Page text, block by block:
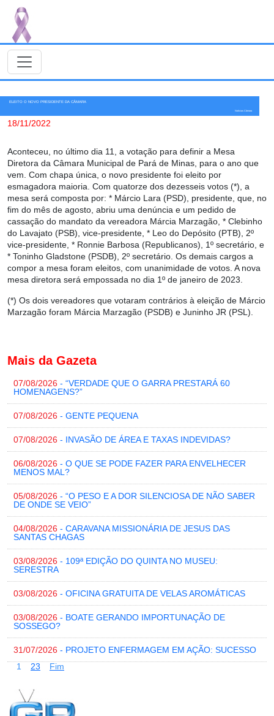
ELEITO O NOVO PRESIDENTE DA CÂMARA
Notícias Câmara
18/11/2022
Aconteceu, no último dia 11, a votação para definir a Mesa
Diretora da Câmara Municipal de Pará de Minas, para o ano que
vem. Com chapa única, o novo presidente foi eleito por
esmagadora maioria. Com quatorze dos dezesseis votos (*) , a
mesa será composta por: * Márcio Lara (PSD), presidente, que, no
fim do mês de agosto, abriu uma denúncia e um pedido de
cassação do mandato da vereadora Márcia Marzagão, * Clebinho
do Lavajato (PSB), vice-presidente, * Leo do Depósito (PTB), 2º
vice-presidente, * Ronnie Barbosa (Republicanos), 1º secretário, e
* Toninho Gladstone (PSDB), 2º secretário. Os demais cargos a
compor a mesa foram eleitos, com unanimidade de votos. A nova
mesa diretora será empossada no dia 1º de janeiro de 2023.
(*) Os dois vereadores que votaram contrários à eleição de Márcio
Marzagão foram Márcia Marzagão (PSDB) e Juninho JR (PSL).
Mais da Gazeta
07/08/2026 - “VERDADE QUE O GARRA PRESTARÁ 60
HOMENAGENS?”
07/08/2026 - GENTE PEQUENA
07/08/2026 - INVASÃO DE ÁREA E TAXAS INDEVIDAS?
06/08/2026 - O QUE SE PODE FAZER PARA ENVELHECER
MENOS MAL?
05/08/2026 - “O PESO E A DOR SILENCIOSA DE NÃO SABER
DE ONDE SE VEIO”
04/08/2026 - CARAVANA MISSIONÁRIA DE JESUS DAS
SANTAS CHAGAS
03/08/2026 - 109ª EDIÇÃO DO QUINTA NO MUSEU:
SERESTRA
03/08/2026 - OFICINA GRATUITA DE VELAS AROMÁTICAS
03/08/2026 - BOATE GERANDO IMPORTUNAÇÃO DE
SOSSEGO?
31/07/2026 - PROJETO ENFERMAGEM EM AÇÃO: SUCESSO
1
23 Fim